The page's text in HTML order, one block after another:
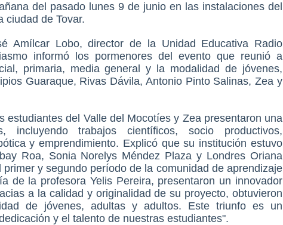
del pasado lunes 9 de junio en las instalaciones del
ciudad de Tovar.
Amílcar Lobo, director de la Unidad Educativa Radio
informó los pormenores del evento que reunió a
primaria, media general y la modalidad de jóvenes,
Guaraque, Rivas Dávila, Antonio Pinto Salinas, Zea y
estudiantes del Valle del Mocotíes y Zea presentaron una
incluyendo trabajos científicos, socio productivos,
y emprendimiento. Explicó que su institución estuvo
Roa, Sonia Norelys Méndez Plaza y Londres Oriana
y segundo período de la comunidad de aprendizaje
de la profesora Yelis Pereira, presentaron un innovador
a la calidad y originalidad de su proyecto, obtuvieron
de jóvenes, adultas y adultos. Este triunfo es un
y el talento de nuestras estudiantes".